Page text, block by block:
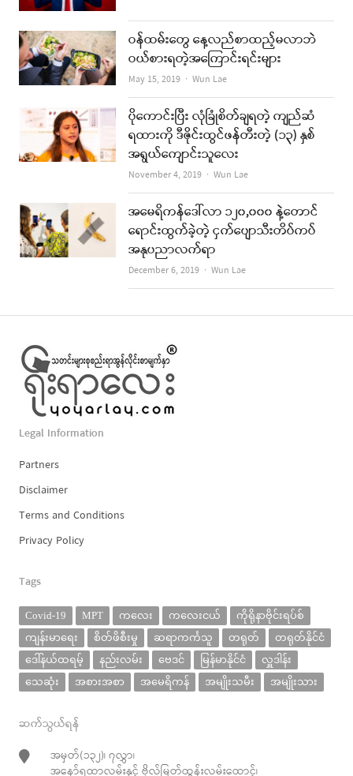
ဝန်ထမ်းတွေ နေ့လည်စာထည့်မလာဘဲ
ဝယ်စားရတဲ့အကြောင်းရင်းများ
May 15, 2019 Author
Wun Lae
ပိုကောင်းပြီး လုံခြုံစိတ်ချရတဲ့ ကျည်ဆံ
ရထားကို ဒီဇိုင်းထွင်ဖန်တီးတဲ့ (၁၃) နှစ်
အရွယ်ကျောင်းသူလေး
November 4, 2019 Author
Wun Lae
အမေရိကန်ဒေါ်လာ ၁၂၀,၀၀၀ နဲ့တောင်
ရောင်းထွက်ခဲ့တဲ့ ငှက်ပျောသီးတိပ်ကပ်
အနုပညာလက်ရာ
December 6, 2019 Author
Wun Lae
Legal Information
Partners
Disclaimer
Terms and Conditions
Privacy Policy
Tags
Covid-19 MPT ကလေး ကလေးငယ်
ကိုရိုနာဗိုင်းရပ်စ်
ကျန်းမာရေး
စိတ်ဖိစီးမှု ဆရာကင်္ကသူ တရုတ်
တရုတ်နိုင်ငံ
ဒေါ်နယ်ထရမ့်
နည်းလမ်း ဗေဒင် မြန်မာနိုင်ငံ
လှူဒါန်း
သေဆုံး
အစားအစာ အမေရိကန် အမျိုးသမီး အမျိုးသား
ဆက်သွယ်ရန်
အမှတ်(၁၃၂)၊ ၇လွှာ၊
အနော်ရထာလမ်းနှင့် ဗိုလ်မြတ်ထွန်းလမ်းထောင့်၊